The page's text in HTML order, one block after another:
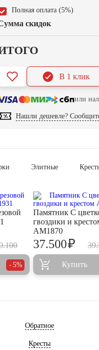
Полная оплата (5%)
скидок
В 1 клик
или
Нашли дешевле?
Элитные
5%
Памятник С
гвоздики и
AM1870
37.500₽
Купить
Обратное
Кресты